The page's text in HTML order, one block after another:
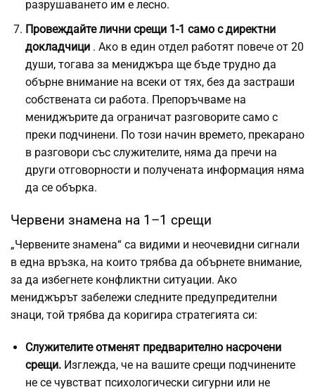
разрушаването им е лесно.
Провеждайте лични срещи 1-1 само с директни
докладчици . Ако в един отдел работят повече от 20
души, тогава за мениджъра ще бъде трудно да
обърне внимание на всеки от тях, без да застраши
собствената си работа. Препоръчваме на
мениджърите да ограничат разговорите само с
преки подчинени. По този начин времето, прекарано
в разговори със служителите, няма да пречи на
други отговорности и получената информация няма
да се обърка.
Червени знамена на 1–1 срещи
„Червените знамена“ са видими и неочевидни сигнали
в една връзка, на които трябва да обърнете внимание,
за да избегнете конфликтни ситуации. Ако
мениджърът забележи следните предупредителни
знаци, той трябва да коригира стратегията си:
Служителите отменят предварително насрочени
срещи. Изглежда, че на вашите срещи подчинените
не се чувстват психологически сигурни или не